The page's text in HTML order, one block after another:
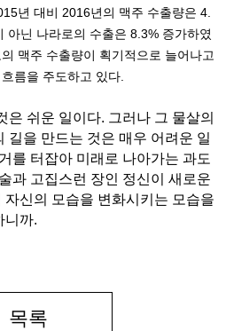
년 대비 2016년의 맥주 수출량은 4.
아닌 나라로의 수출은 8.3% 증가하였
맥주 수출량이 획기적으로 늘어나고
름을 주도하고 있다.
은 쉬운 일이다. 그러나 그 물살의
길을 만드는 것은 매우 어려운 일
를 터잡아 미래로 나아가는 과도
과 고집스런 장인 정신이 새로운
신의 모습을 변화시키는 모습을
니까.
목록